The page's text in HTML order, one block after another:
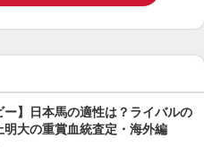
ー】日本馬の適性は？ライバルの
明大の重賞血統査定・海外編